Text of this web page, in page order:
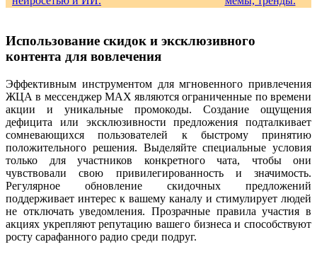
Использование скидок и эксклюзивного
контента для вовлечения
Эффективным инструментом для мгновенного привлечения
ЖЦА в мессенджер MAX являются ограниченные по времени
акции и уникальные промокоды. Создание ощущения
дефицита или эксклюзивности предложения подталкивает
сомневающихся пользователей к быстрому принятию
положительного решения. Выделяйте специальные условия
только для участников конкретного чата, чтобы они
чувствовали свою привилегированность и значимость.
Регулярное обновление скидочных предложений
поддерживает интерес к вашему каналу и стимулирует людей
не отключать уведомления. Прозрачные правила участия в
акциях укрепляют репутацию вашего бизнеса и способствуют
росту сарафанного радио среди подруг.